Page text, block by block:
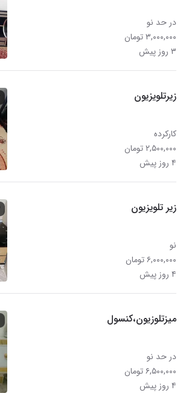
در حد نو
۳,۰۰۰,۰۰۰ تومان
۳ روز پیش
زیرتلویزیون
کارکرده
۲,۵۰۰,۰۰۰ تومان
۴ روز پیش
زیر تلویزیون
نو
۶,۰۰۰,۰۰۰ تومان
۴ روز پیش
میزتلوزیون،کنسول
در حد نو
۶,۵۰۰,۰۰۰ تومان
۴ روز پیش